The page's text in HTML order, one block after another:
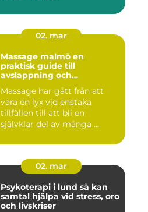
02. mar
Massage malmö en
praktisk guide till
avslappning och
Massage har gått från att
vara en lyx vid enstaka
tillfällen till att bli en
självklar del av många ...
02. mar
Psykoterapi i lund så kan
samtal hjälpa vid stress, oro
och livskriser